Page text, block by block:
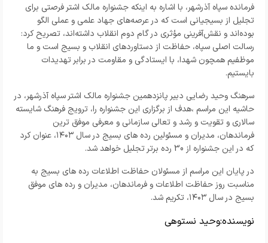
فرمانده سپاه آذرشهر، با اشاره به اینکه جشنواره مالک اشتر فرصتی برای
تجلیل از بسیجیانی است که در عرصه‌های جهاد علمی و عملی الگو
بوده‌اند و نقش‌آفرینی مؤثری در گام دوم انقلاب داشته‌اند، تصریح کرد:
رسالت اصلی سپاه، حفاظت از دستاوردهای انقلاب و بسیج است و ما
موظفیم همچون شهدا، با ایستادگی و مقاومت در برابر تهدیدات
بایستیم.
سرهنگ وحید رضایی دبیر پانزدهمین جشنواره مالک اشتر سپاه آذرشهر، در
حاشیه این مراسم ،هدف از برگزاری این جشنواره را، ترویج فرهنگ شایسته
سالاری و تقویت و رشد و تعالی سازمانی و معرفی موفق ترین
فرماندهان، مدیران و مسئولین رده های بسیج در سال ۱۴۰۳، عنوان کرد
که در این جشنواره از 30 رده برتر تجلیل خواهد شد.
در پایان این مراسم از مسئولان حفاظت اطلاعات رده های بسیج به
مناسبت روز حفاظت اطلاعات و فرماندهان، مدیران و رده های موفق
بسیج در سال ۱۴۰۳، تکریم شد.
نویسنده:وحید نستوهی